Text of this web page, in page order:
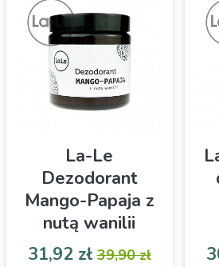
La-Le
Dezodorant
Mango-Papaja z
nutą wanilii
120ml
Cena
31,92 złCena
39,90 zł